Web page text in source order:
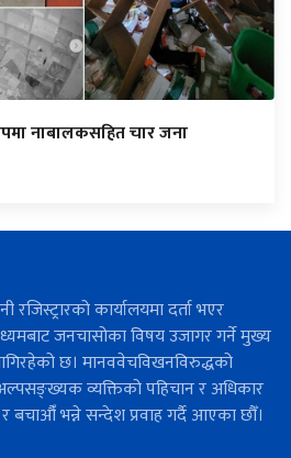
नाबालकसहित चार जना
रजिस्ट्रारको कार्यालयमा दर्ता भएर
जनचासोका विषय उजागर गर्ने मुख्य
छ। मानववेचविखनविरुद्धको
व्यक्तिको पहिचान र अधिकार
र बचाऔँ भन्ने सन्देश प्रवाह गर्दै आएका छौँ।